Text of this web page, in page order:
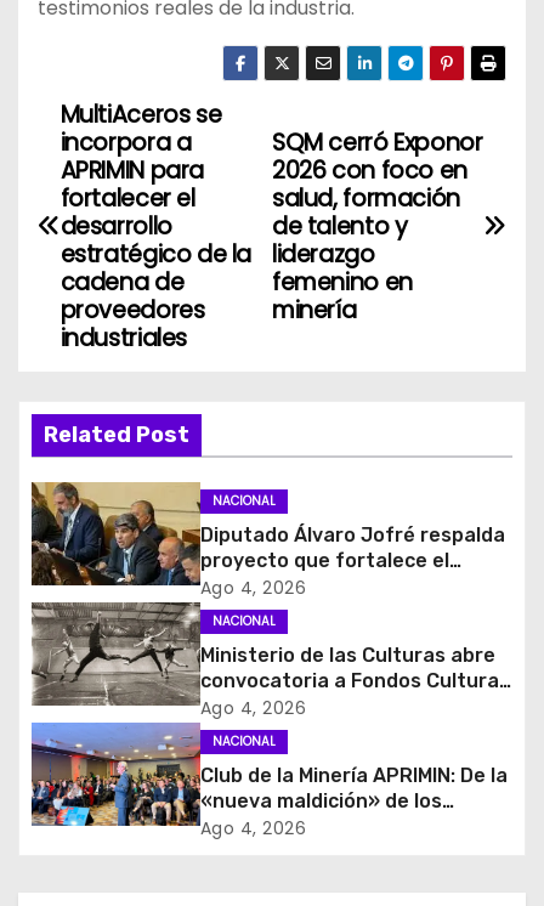
testimonios reales de la industria.
N
v
c
i
ó
n
d
e
e
n
t
SQM cerró Exponor
2026 con foco en
salud, formación
de talento y
liderazgo
femenino en
minería
MultiAceros se
incorpora a
APRIMIN para
fortalecer el
desarrollo
estratégico de la
cadena de
proveedores
industriales
Related Post
NACIONAL
Diputado Álvaro Jofré respalda
proyecto que fortalece el
control de identidad durante
estados de excepción
Ago 4, 2026
NACIONAL
Ministerio de las Culturas abre
convocatoria a Fondos Cultura
2027 con foco en
transparencia, innovación y
acceso ciudadano
Ago 4, 2026
NACIONAL
Club de la Minería APRIMIN: De la
«nueva maldición» de los
recursos al rol clave de los
Ago 4, 2026